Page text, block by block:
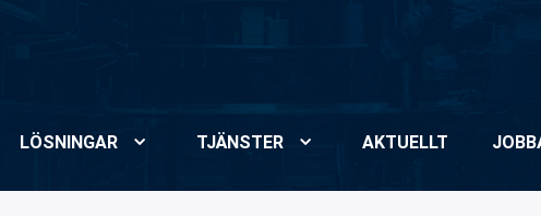
LÖSNINGAR TJÄNSTER AKTUELLT